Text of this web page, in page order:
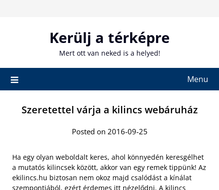
Kerülj a térképre
Mert ott van neked is a helyed!
Menu
Szeretettel várja a kilincs webáruház
Posted on 2016-09-25
Ha egy olyan weboldalt keres, ahol könnyedén keresgélhet
a mutatós kilincsek között, akkor van egy remek tippünk! Az
ekilincs.hu biztosan nem okoz majd csalódást a kínálat
szempontjából, ezért érdemes itt nézelődni. A kilincs